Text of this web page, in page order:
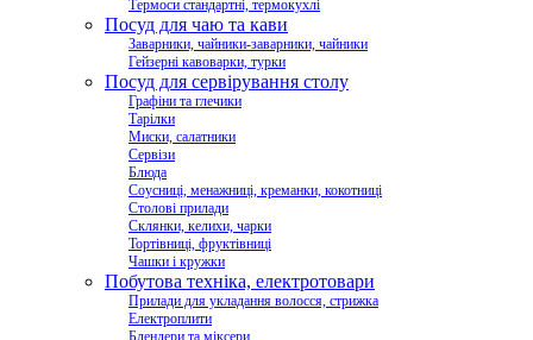
Термоси стандартні, термокухлі
Посуд для чаю та кави
Заварники, чайники-заварники, чайники
Гейзерні кавоварки, турки
Посуд для сервірування столу
Графіни та глечики
Тарілки
Миски, салатники
Сервізи
Блюда
Соусниці, менажниці, креманки, кокотниці
Столові прилади
Склянки, келихи, чарки
Тортівниці, фруктівниці
Чашки і кружки
Побутова техніка, електротовари
Прилади для укладання волосся, стрижка
Електроплити
Блендери та міксери